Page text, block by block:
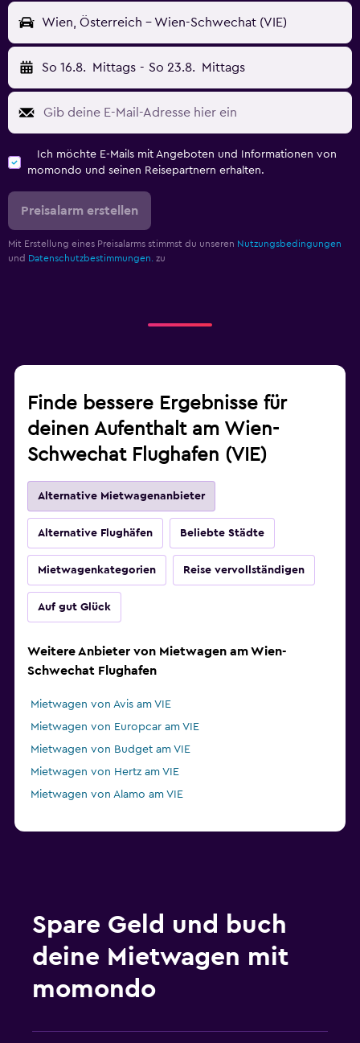
Wien, Österreich - Wien-Schwechat (VIE)
So 16.8. Mittags - So 23.8. Mittags
Ich möchte E-Mails mit Angeboten und Informationen von
momondo und seinen Reisepartnern erhalten.
Preisalarm erstellen
Mit Erstellung eines Preisalarms stimmst du unseren Nutzungsbedingungen
und Datenschutzbestimmungen. zu
Finde bessere Ergebnisse für
deinen Aufenthalt am Wien-
Schwechat Flughafen (VIE)
Alternative Mietwagenanbieter
Alternative Flughäfen Beliebte Städte
Mietwagenkategorien Reise vervollständigen
Auf gut Glück
Weitere Anbieter von Mietwagen am Wien-
Schwechat Flughafen
Mietwagen von Avis am VIE
Mietwagen von Europcar am VIE
Mietwagen von Budget am VIE
Mietwagen von Hertz am VIE
Mietwagen von Alamo am VIE
Spare Geld und buch
deine Mietwagen mit
momondo